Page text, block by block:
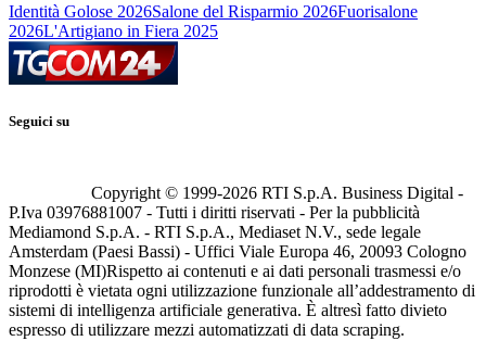
Identità Golose 2026Salone del Risparmio 2026Fuorisalone
2026L'Artigiano in Fiera 2025
Seguici su
Copyright © 1999-2026 RTI S.p.A. Business Digital -
P.Iva 03976881007 - Tutti i diritti riservati - Per la pubblicità
Mediamond S.p.A. - RTI S.p.A., Mediaset N.V., sede legale
Amsterdam (Paesi Bassi) - Uffici Viale Europa 46, 20093 Cologno
Monzese (MI)Rispetto ai contenuti e ai dati personali trasmessi e/o
riprodotti è vietata ogni utilizzazione funzionale all’addestramento di
sistemi di intelligenza artificiale generativa. È altresì fatto divieto
espresso di utilizzare mezzi automatizzati di data scraping.